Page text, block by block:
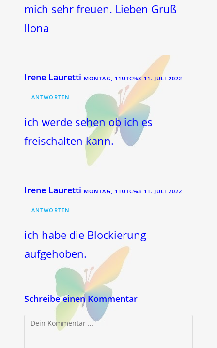
mich sehr freuen. Lieben Gruß
Ilona
Irene Lauretti MONTAG, 11UTC%3 11. JULI 2022
ANTWORTEN
ich werde sehen ob ich es
freischalten kann.
Irene Lauretti MONTAG, 11UTC%3 11. JULI 2022
ANTWORTEN
ich habe die Blockierung
aufgehoben.
Schreibe einen Kommentar
Kommentar